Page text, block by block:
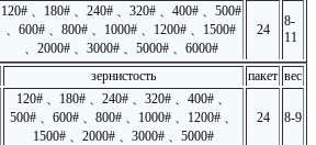
120# 、180# 、240# 、320# 、400# 、500#
、600# 、800# 、1000# 、1200# 、1500#
、2000# 、3000# 、5000# 、6000#
24
8-
11
зернистость пакет вес
120# 、180# 、240# 、320# 、400# 、
500# 、600# 、800# 、1000# 、1200# 、
1500# 、2000# 、3000# 、5000#
24 8-9